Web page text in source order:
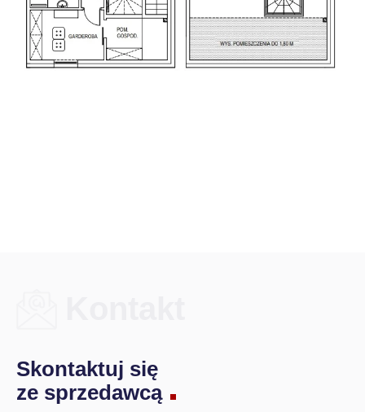
Skontaktuj się
ze sprzedawcą